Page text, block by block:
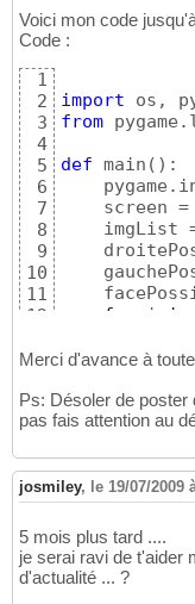
Voici mon code
Code :
1
2
3
4
5
6
7
8
9
10
11
12
14
16
17
19
20
21
22
23
24
import
from
def main ( ) :
screen =
imgList
for
i in
img
clock =
    imgPos =
Merci d'avance à
Ps: Désoler de
pas fais attention au
josmiley, le 19/07/2009
5 mois plus tard ....
je serai ravi de t'aider
d'actualité ... ?